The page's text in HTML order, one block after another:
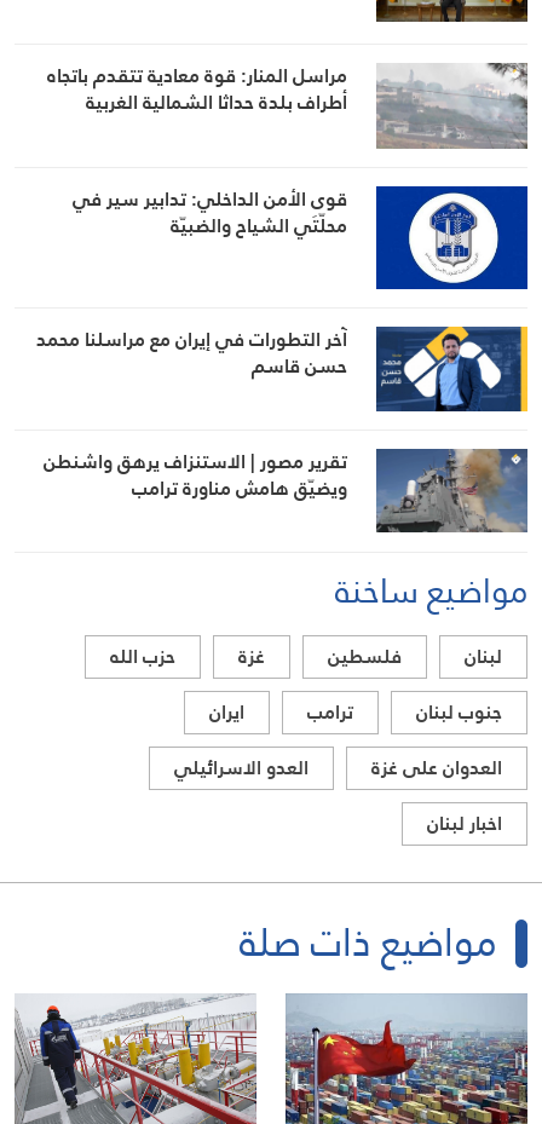
مراسل المنار: قوة معادية تتقدم باتجاه
أطراف بلدة حداثا الشمالية الغربية
قوى الأمن الداخلي: تدابير سير في
محلّتَي الشياح والضبيّة
آخر التطورات في إيران مع مراسلنا محمد
حسن قاسم
تقرير مصور | الاستنزاف يرهق واشنطن
ويضيّق هامش مناورة ترامب
مواضيع ساخنة
لبنان فلسطين غزة
حزب الله
جنوب لبنان
ترامب
ايران
العدوان على غزة
العدو الاسرائيلي
اخبار لبنان
مواضيع ذات صلة